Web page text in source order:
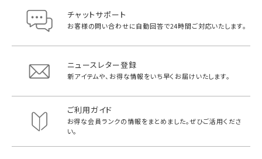
チャットサポート
お客様の問い合わせに自動回答で24時間ご対応いたします。
ニュースレター登録
新アイテムや、お得な情報をいち早く お届けいたします。
ご利用ガイド
お得な会員ランクの情報をまとめました。ぜひご活用くださ
い。